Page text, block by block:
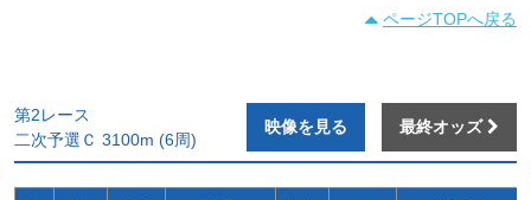
ページTOPへ戻る
第2レース
二次予選Ｃ 3100m (6周)
映像を見る 最終オッズ